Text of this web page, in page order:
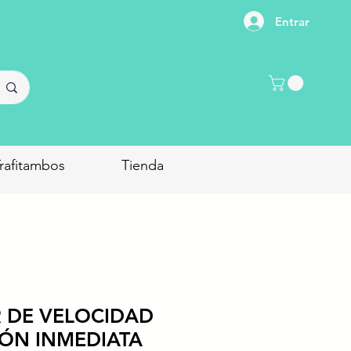
Entrar
Tienda
DE VELOCIDAD
INMEDIATA